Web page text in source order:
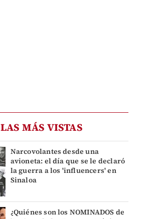
LAS MÁS VISTAS
Narcovolantes desde una
avioneta: el día que se le declaró
la guerra a los 'influencers' en
Sinaloa
¿Quiénes son los NOMINADOS de